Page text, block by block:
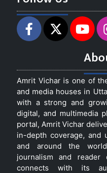
Amrit Vichar is one of
and media houses in
with a strong and
digital, and multimedia
portal, Amrit Vichar
in-depth coverage, and
and around the
journalism and reader
connects with its